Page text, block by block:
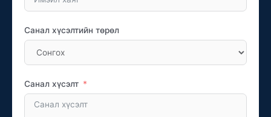
Санал хүсэлтийн төрөл
Санал хүсэлт